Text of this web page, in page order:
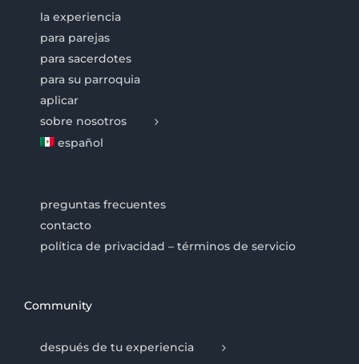
la experiencia
para parejas
para sacerdotes
para su parroquia
aplicar
sobre nosotros
español
preguntas frecuentes
contacto
política de privacidad – términos de servicio
Community
después de tu experiencia